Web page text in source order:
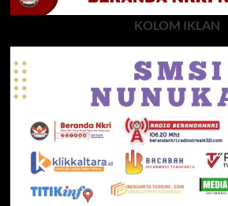
KOLOM IKLAN